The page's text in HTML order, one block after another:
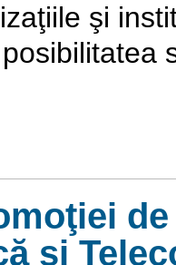
şi
şi